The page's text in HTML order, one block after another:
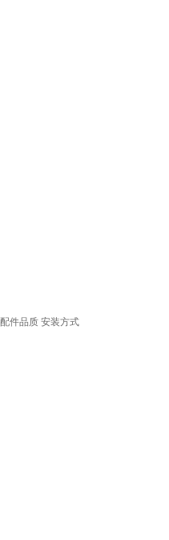
配件品质 安装方式